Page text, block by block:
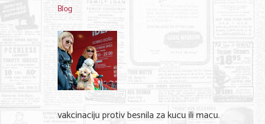
Blog
vakcinaciju protiv besnila za kucu ili macu.